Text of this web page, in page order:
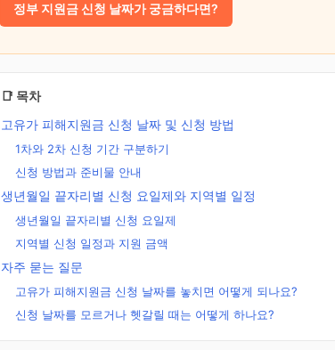
정부 지원금 신청 날짜가 궁금하다면?
📑 목차
고유가 피해지원금 신청 날짜 및 신청 방법
1차와 2차 신청 기간 구분하기
신청 방법과 준비물 안내
생년월일 끝자리별 신청 요일제와 지역별 일정
생년월일 끝자리별 신청 요일제
지역별 신청 일정과 지원 금액
자주 묻는 질문
고유가 피해지원금 신청 날짜를 놓치면 어떻게 되나요?
신청 날짜를 모르거나 헷갈릴 때는 어떻게 하나요?